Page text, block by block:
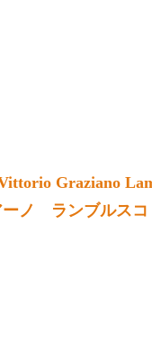
Graziano
ーノ ランブルスコ